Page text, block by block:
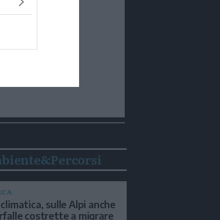
sulle Alpi anche
costrette a migrare